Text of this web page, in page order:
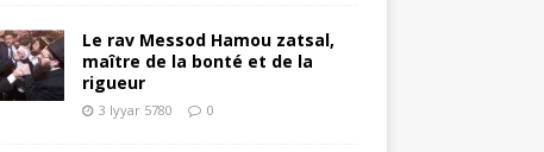
Le rav Messod Hamou zatsal,
maître de la bonté et de la
rigueur
3 Iyyar 5780 0